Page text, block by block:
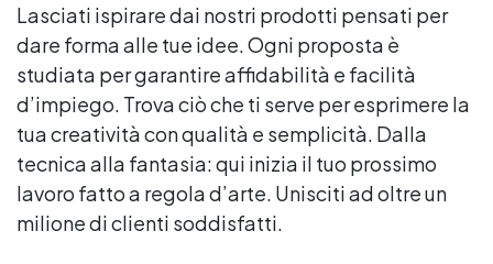
Lasciati ispirare dai nostri prodotti pensati per
dare forma alle tue idee. Ogni proposta è
studiata per garantire affidabilità e facilità
d’impiego. Trova ciò che ti serve per esprimere la
tua creatività con qualità e semplicità. Dalla
tecnica alla fantasia: qui inizia il tuo prossimo
lavoro fatto a regola d’arte. Unisciti ad oltre un
milione di clienti soddisfatti.